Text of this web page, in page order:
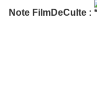
Note FilmDeCulte :